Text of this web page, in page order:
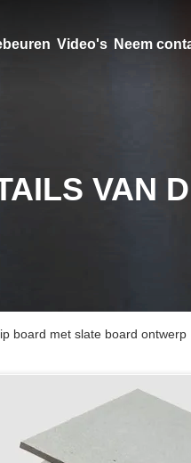
Video's Neem
VAN
board met slate board ontwerp